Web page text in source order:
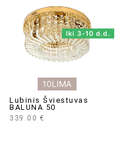
10LIMA
Iki 3-10 d.d.
Lubinis Šviestuvas
BALUNA 50
339.00 €